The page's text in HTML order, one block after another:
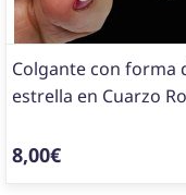
Colgante con forma
estrella en Cuarzo
8,00€